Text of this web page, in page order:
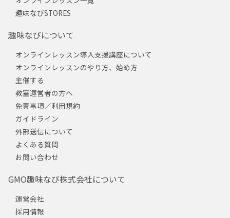
趣味なびSTORES
趣味なびについて
オンラインレッスン導入支援講座について
オンラインレッスンのやり方、始め方
主催する
教室運営者の方へ
免責事項／利用規約
ガイドライン
外部送信について
よくある質問
お問い合わせ
GMO趣味なび株式会社について
運営会社
採用情報